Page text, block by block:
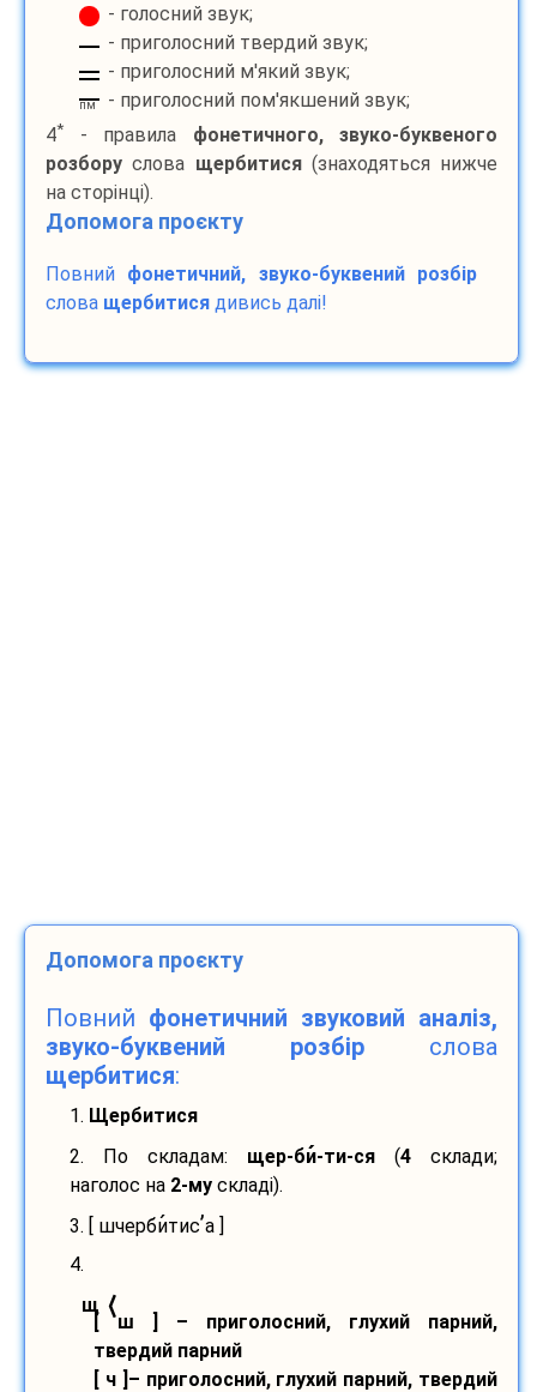
- голосний звук;
- приголосний твердий звук;
- приголосний м'який звук;
пм
- приголосний пом'якшений звук;
4* - правила фонетичного, звуко-буквеного
розбору слова щербитися(знаходяться нижче
на сторінці).
Допомога проєкту
Повний фонетичний, звуко-буквений розбір
слова щербитися дивись далі!
Допомога проєкту
Повний фонетичний звуковий аналіз,
звуко-буквений розбір слова
щербитися:
1. Щербитися
2. По складам: щер-би-ти-ся (4 склади;
наголос на 2-му складі).
3. [ шчербитис’а ]
4.
щ ⟨
[ ш ] – приголосний, глухий парний,
твердий парний
[ ч ]– приголосний, глухий парний, твердий